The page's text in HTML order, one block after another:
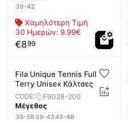
39-42
Χαμηλότερη Τιμή
30 Ημερών: 9.99€
€899
Fila Unique Tennis Full
Terry Unisex Κάλτσες
CODE:
F9028-200
Μέγεθος
35-38 39-4243-46